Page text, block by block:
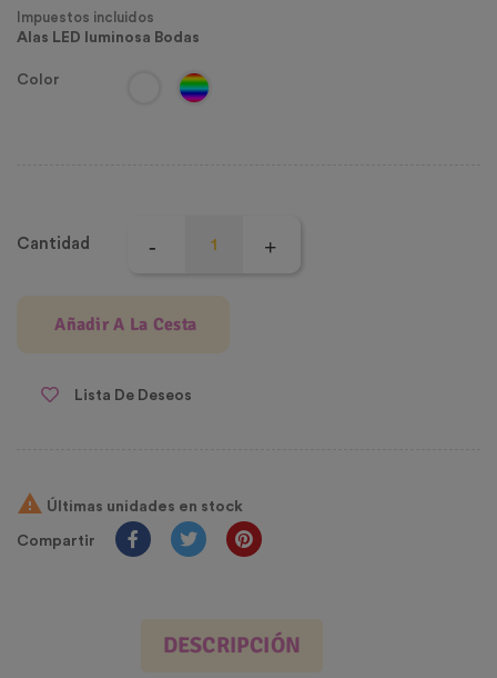
Impuestos incluidos
Alas LED luminosa Bodas
Color
Cantidad
Añadir A La Cesta
Lista De Deseos
 Últimas unidades en stock
Compartir
DESCRIPCIÓN